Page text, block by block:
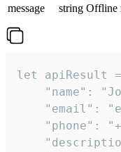
message
string Offline
let apiResult
"name":
"email":
"phone":